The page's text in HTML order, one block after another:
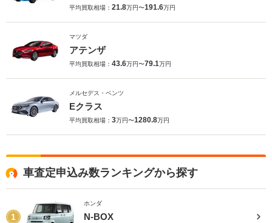
平均買取相場： 21.8万円〜191.6万円
マツダ
アテンザ
平均買取相場： 43.6万円〜79.1万円
メルセデス・ベンツ
Eクラス
平均買取相場： 3万円〜1280.8万円
車査定申込み数ランキングから探す
1
ホンダ
N-BOX